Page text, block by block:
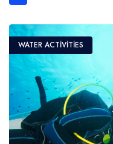
WATER ACTIVITIES